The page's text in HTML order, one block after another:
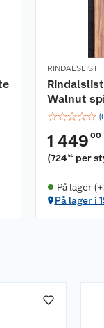
RINDALSLIST
Walnut
☆☆☆☆☆ (
1 449 00
(724 50 per
På lager
På lager i